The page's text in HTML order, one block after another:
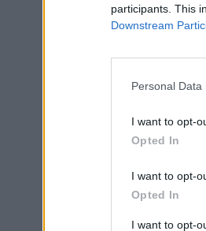
participants. This
Downstream
Personal
I want to opt-
Opted In
I want to opt-
Opted In
I want to opt-